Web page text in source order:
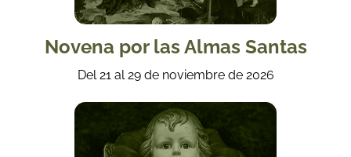
Novena por las Almas Santas
Del 21 al 29 de noviembre de 2026